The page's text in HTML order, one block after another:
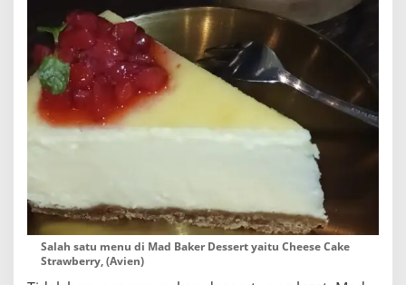
Salah satu menu di Mad Baker Dessert yaitu Cheese Cake
Strawberry, (Avien)